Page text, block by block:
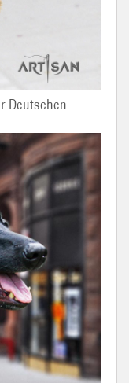
Deutschen